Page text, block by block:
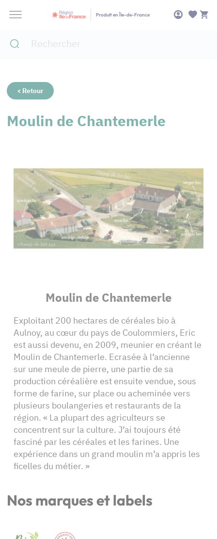
Produit en Île-de-France
< Retour
Moulin de Chantemerle
Moulin de Chantemerle
Exploitant 200 hectares de céréales bio à
Aulnoy, au cœur du pays de Coulommiers, Eric
est aussi devenu, en 2009, meunier en créant le
Moulin de Chantemerle. Ecrasée à l’ancienne
sur une meule de pierre, une partie de sa
production céréalière est ensuite vendue, sous
forme de farine, sur place ou acheminée vers
plusieurs boulangeries et restaurants de la
région. « La plupart des agriculteurs se
concentrent sur la culture. J’ai toujours été
fasciné par les céréales et les farines. Une
expérience dans un grand moulin m’a appris les
ficelles du métier. »
Nos marques et labels